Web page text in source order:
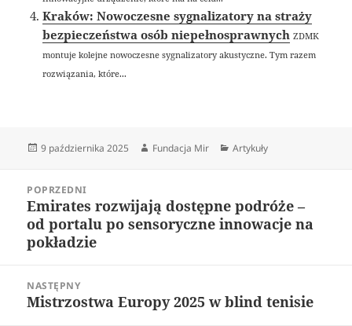
Kraków: Nowoczesne sygnalizatory na straży
bezpieczeństwa osób niepełnosprawnych ZDMK
montuje kolejne nowoczesne sygnalizatory akustyczne. Tym razem
rozwiązania, które...
Data
9 października 2025 Autor
Fundacja Mir Kategorie
Artykuły
wpisuPOPRZEDNI
Poprzedni
wpis:
Emirates rozwijają dostępne podróże –
od portalu po sensoryczne innowacje na
pokładzie
NASTĘPNY
Następny
Mistrzostwa Europy 2025 w blind tenisie